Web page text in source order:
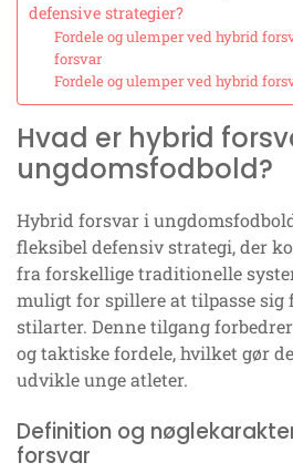
defensive strategier?
Fordele og ulemper ved hybrid
forsvar
Fordele og ulemper ved hybrid
Hvad er hybrid
ungdomsfodbold?
Hybrid forsvar i
fleksibel defensiv strategi, der
fra forskellige traditionelle
muligt for spillere at tilpasse sig
stilarter. Denne tilgang
og taktiske fordele, hvilket gør
udvikle unge atleter.
Definition og
forsvar